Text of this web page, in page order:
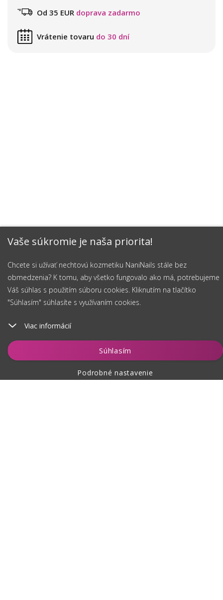
Vaše súkromie je naša priorita!
Chcete si užívať nechtovú kozmetiku NaniNails stále bez
obmedzenia? K tomu, aby všetko fungovalo ako má, potrebujeme
Váš súhlas s použitím súboru cookies. Kliknutím na tlačítko
"Súhlasím" súhlasíte s využívaním cookies.
Viac informácií
Súhlasím
Podrobné nastavenie
Vložiť do košíka
Od 35 EUR doprava zadarmo
Vrátenie tovaru do 30 dní